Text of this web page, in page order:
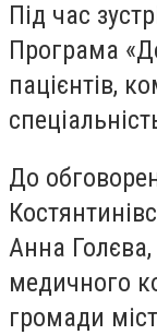
Під час
Програма
пацієнтів,
До
Анна
медичного
громади